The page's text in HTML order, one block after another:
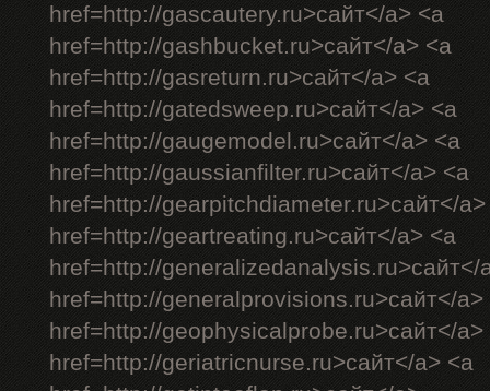
href=http://gascautery.ru>сайт</a> <a
href=http://gashbucket.ru>сайт</a> <a
href=http://gasreturn.ru>сайт</a> <a
href=http://gatedsweep.ru>сайт</a> <a
href=http://gaugemodel.ru>сайт</a> <a
href=http://gaussianfilter.ru>сайт</a> <a
href=http://gearpitchdiameter.ru>сайт</
href=http://geartreating.ru>сайт</a> <a
href=http://generalizedanalysis.ru>сайт</
href=http://generalprovisions.ru>сайт</a>
href=http://geophysicalprobe.ru>сайт</a>
href=http://geriatricnurse.ru>сайт</a> <a